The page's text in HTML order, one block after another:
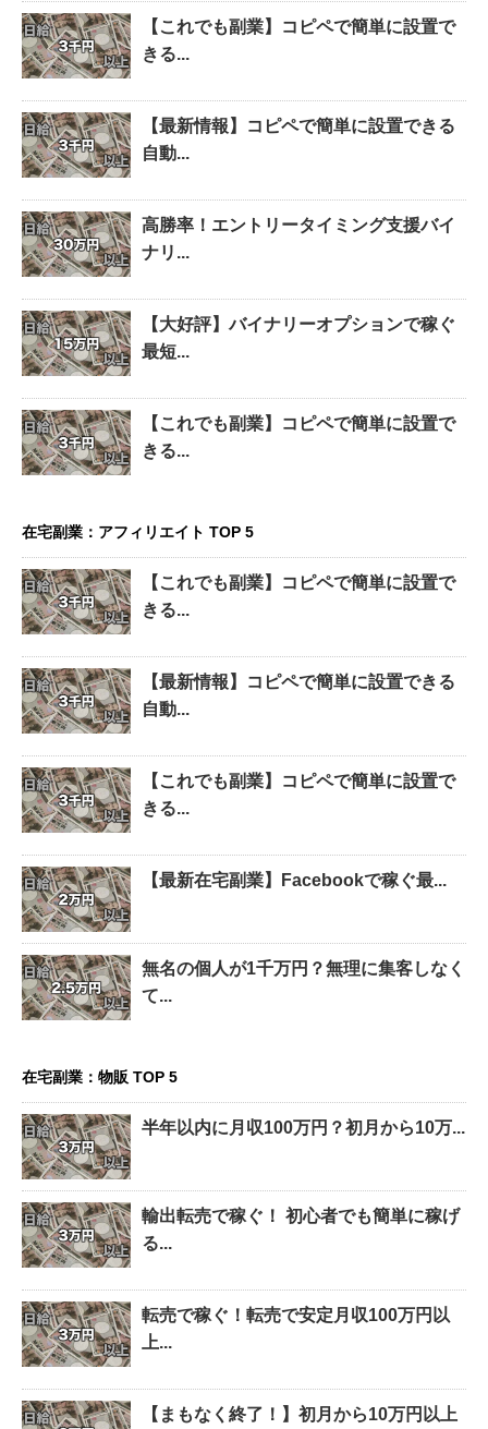
【これでも副業】コピペで簡単に設置で
きる...
【最新情報】コピペで簡単に設置できる
自動...
高勝率！エントリータイミング支援バイ
ナリ...
【大好評】バイナリーオプションで稼ぐ
最短...
【これでも副業】コピペで簡単に設置で
きる...
在宅副業：アフィリエイト TOP 5
【これでも副業】コピペで簡単に設置で
きる...
【最新情報】コピペで簡単に設置できる
自動...
【これでも副業】コピペで簡単に設置で
きる...
【最新在宅副業】Facebookで稼ぐ最...
無名の個人が1千万円？無理に集客しなく
て...
在宅副業：物販 TOP 5
半年以内に月収100万円？初月から10万...
輸出転売で稼ぐ！ 初心者でも簡単に稼げ
る...
転売で稼ぐ！転売で安定月収100万円以
上...
【まもなく終了！】初月から10万円以上